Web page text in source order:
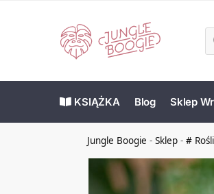
KSIĄŻKA Blog Sklep
Jungle Boogie -Sklep -#